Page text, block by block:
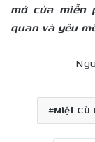
mở cửa miễn
quan và yêu
Miệt Cù